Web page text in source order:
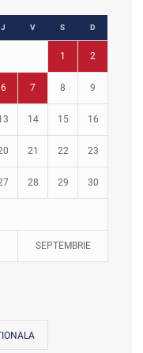
J V S D
1 2
6 7 8 9
14 15 16
21 22 23
28 29 30
SEPTEMBRIE